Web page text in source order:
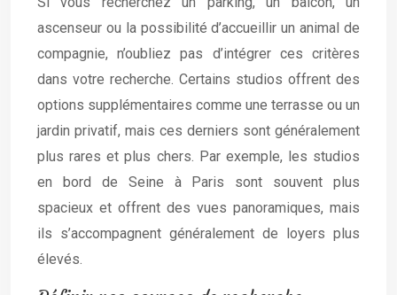
ascenseur ou la possibilité d’accueillir un animal de
compagnie, n’oubliez pas d’intégrer ces critères
dans votre recherche. Certains studios offrent des
options supplémentaires comme une terrasse ou un
jardin privatif, mais ces derniers sont généralement
plus rares et plus chers. Par exemple, les studios
en bord de Seine à Paris sont souvent plus
spacieux et offrent des vues panoramiques, mais
ils s’accompagnent généralement de loyers plus
élevés.